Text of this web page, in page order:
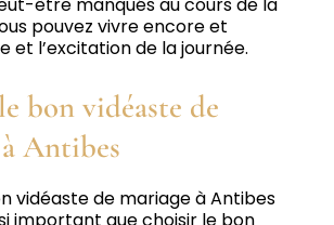
pouvez vivre encore et
et l’excitation de la journée.
bon vidéaste de
Antibes
vidéaste de mariage à Antibes